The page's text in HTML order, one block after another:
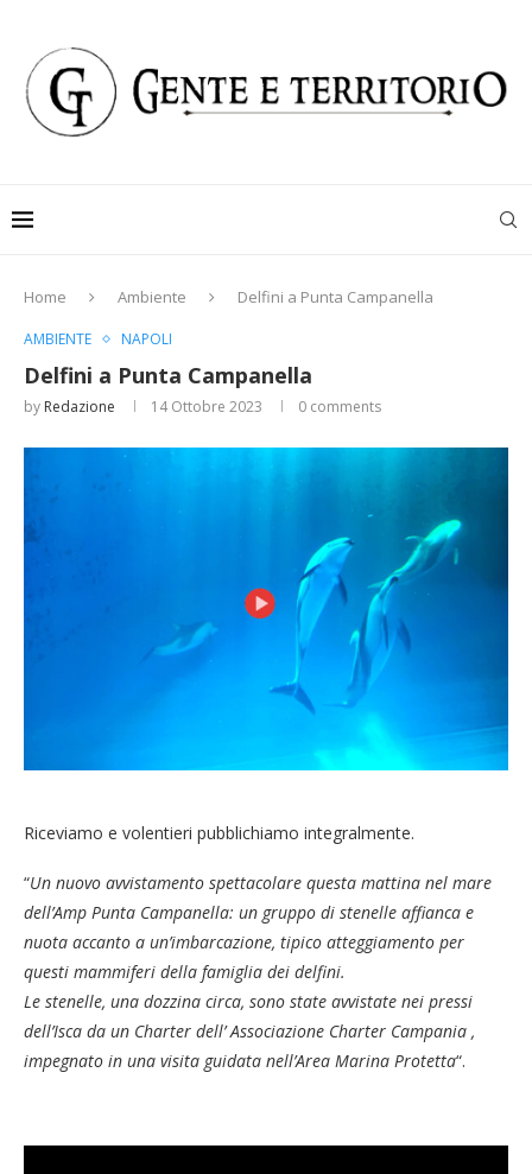
Home Ambiente Delfini a Punta Campanella
AMBIENTE NAPOLI
Delfini a Punta Campanella
by Redazione 14 Ottobre 2023 0 comments
Riceviamo e volentieri pubblichiamo integralmente.
“Un nuovo avvistamento spettacolare questa mattina nel mare
dell’Amp Punta Campanella: un gruppo di stenelle affianca e
nuota accanto a un’imbarcazione, tipico atteggiamento per
questi mammiferi della famiglia dei delfini.
Le stenelle, una dozzina circa, sono state avvistate nei pressi
dell’Isca da un Charter dell’ Associazione Charter Campania ,
impegnato in una visita guidata nell’Area Marina Protetta“.